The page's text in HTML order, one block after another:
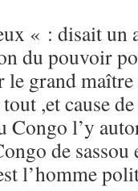
« : disait un
du pouvoir
le grand maître
,et cause
Congo l’y
de sassou
l’homme